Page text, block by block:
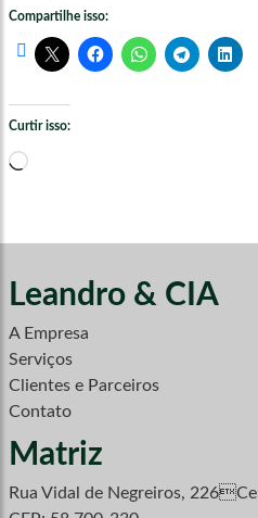
Compartilhe isso:
Curtir isso:
Carregando...
Leandro & CIA
A Empresa
Serviços
Clientes e Parceiros
Contato
Matriz
Rua Vidal de Negreiros,